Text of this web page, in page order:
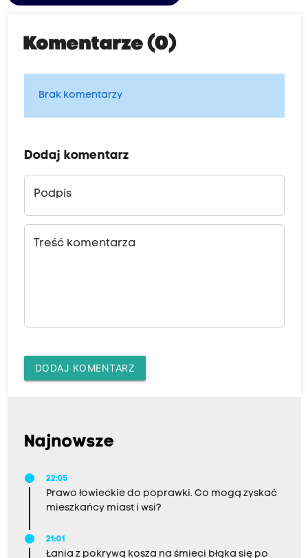
Komentarze (0)
Brak komentarzy
Dodaj komentarz
Podpis
Treść komentarza
DODAJ KOMENTARZ
Najnowsze
22:05
Prawo łowieckie do poprawki. Co mogą zyskać
mieszkańcy miast i wsi?
21:01
Łania z pokrywą kosza na śmieci błąka się po